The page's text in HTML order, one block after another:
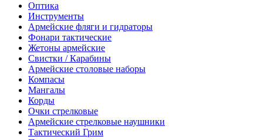
Оптика
Инструменты
Армейские фляги и гидраторы
Фонари тактические
Жетоны армейские
Свистки / Карабины
Армейские столовые наборы
Компасы
Мангалы
Корды
Очки стрелковые
Армейские стрелковые наушники
Тактический Грим